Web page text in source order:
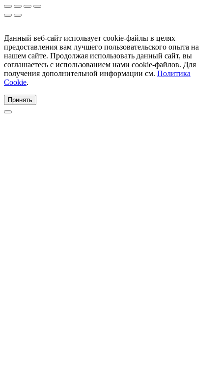
Данный веб-сайт использует cookie-файлы в целях
предоставления вам лучшего пользовательского опыта на
нашем сайте. Продолжая использовать данный сайт, вы
соглашаетесь с использованием нами cookie-файлов. Для
получения дополнительной информации см. Политика
Cookie.
Принять